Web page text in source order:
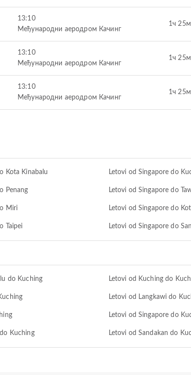
13:10
Међународни аеродром Качинг
1ч 25м
13:10
Међународни аеродром Качинг
1ч 25м
13:10
Међународни аеродром Качинг
1ч 25м
Kota Kinabalu Letovi od Singapore do
Penang Letovi od Singapore do
Miri Letovi od Singapore do
Taipei Letovi od Singapore do
do Kuching Letovi od Kuching do
Letovi od Langkawi do
Letovi od Singapore do
Kuching Letovi od Sandakan do